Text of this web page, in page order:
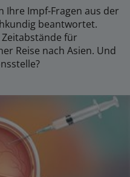
Ihre Impf-Fragen aus der
beantwortet.
für
Reise nach Asien. Und